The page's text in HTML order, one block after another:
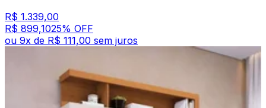
R$ 1.339,00
R$ 899,1025% OFF
ou 9x de R$ 111,00 sem juros